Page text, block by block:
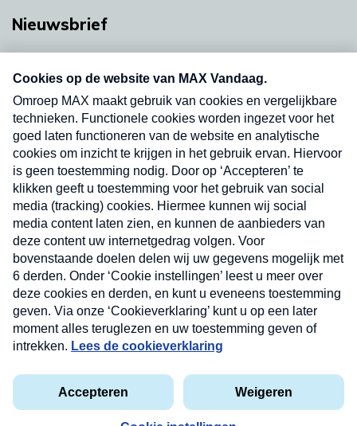
Nieuwsbrief
nieuwsbrief. Elke vrijdag- en dinsdagochtend in
uw mailbox.
Verzend
Privacyverklaring
Cookieverklaring
Kwetsbaarheid melden
Copyright © 2026 MAX Vandaag - Omroep MAX
Nieuwsbrief
Neem hier een gratis abonnement op onze
nieuwsbrief. Elke vrijdag- en dinsdagochtend in uw